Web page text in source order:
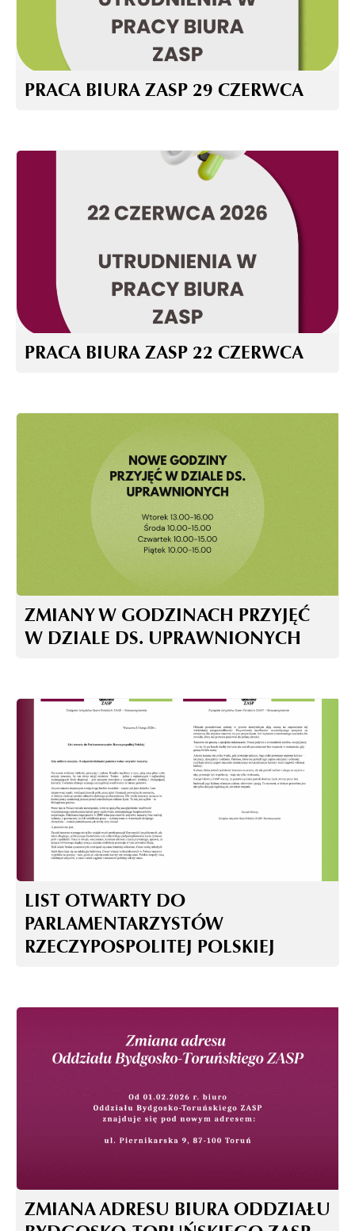
PRACA BIURA ZASP 29 CZERWCA
PRACA BIURA ZASP 22 CZERWCA
ZMIANY W GODZINACH PRZYJĘĆ
W DZIALE DS. UPRAWNIONYCH
LIST OTWARTY DO
PARLAMENTARZYSTÓW
RZECZYPOSPOLITEJ POLSKIEJ
ZMIANA ADRESU BIURA ODDZIAŁU